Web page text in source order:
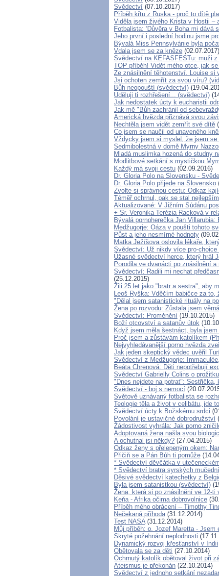
Svědectví (07.10.2017)
Příběh křtu z Ruska - proč to dítě
Viděla jsem živého Krista v Hostii –
Fotbalista: ‘Důvěra v Boha mi dává
Jeho první i poslední hodinu jsme
Bývalá Miss Pennsylvánie byla
Vdala jsem se za kněze (02.07.2017)
Svědectví na KEFASFESTu: muži z
TOP příběh! Vidět mého otce, jak
Ze znásilnění těhotenství. Louise si
Jsi ochoten zemřít za svou víru?
Bůh neopouští (svědectví)
Uděluji ti rozhřešení... (svědectví)
Jak nedostatek úcty k eucharistii
Jak mě "Bůh zachránil od
Americká hvězda přiznává svou
Nechtěla jsem vidět zemřít své dítě
Co jsem se naučil od unaveného
Vždycky jsem si myslel, že jsem
Sedmibolestná v domě Myrny
Mladá muslimka hozená do studny
Modlitbové setkání s mystičkou
Každý má svoji cestu (02.09.2016)
Dr. Gloria Polo na Slovensku -
Dr. Gloria Polo přijede na Slovensko
Zvolte si správnou cestu: Odkaz
Téměř ochrnul, pak se stal
Aktualizované: V Jižním Súdánu
+ Sr. Veronika Terézia Racková v
Bývalá pornoherečka Jan
Medžugorje: Oáza v poušti tohoto
Půst a jeho nesmírné hodnoty
Matka Ježíšova oslovila lékaře,
Svědectví: Už nikdy více pro-
Úžasné svědectví herce, který hrál
Porodila ve dvanácti po znásilnění a
Svědectví: Radili mi nechat
(25.12.2015)
Žili 25 let jako "bratr a sestra", aby
Leoš Ryška: Vděčím babičce za to,
"Dělal jsem satanistické rituály na
Žena po rozvodu: Zůstala jsem
Svědectví: Proměnění (19.10.2015)
Boží otcovství a satanův útok
Když jsem měla šestnáct, byla
Proč jsem a zůstávám katolíkem
Nejvyhledávanější porno hvězda
Jak jeden skeptický vědec uvěřil
Svědectví z Medžugorje:
Beáta Chrenová: Děti nepotřebují
Svědectví Gabrielly Colins o
"Dnes nejdete na potrat":
Svědectví - boj s nemocí
Světově uznávaný fotbalista se
Teologie těla a život v celibátu, jde
Svědectví úcty k Božskému srdci
Povolání je ustavičné dobrodružství
Žádostivost vyhrála: Jak porno
Adoptovaná žena našla svou
A ochutnal jsi někdy? (27.04.2015)
Odkaz ženy s přelepeným okem:
Přičiň se a Pán Bůh ti pomůže
* Svědectví děvčátka v
* Svědectví bratra syrských
Děsivé svědectví katechetky z
Byla jsem satanistkou (svědectví)
Žena, která si po znásilnění ve 12-ti
Keňa - Afrika očima dobrovolnice
Příběh mého obrácení – Timothy
Nečekaná příhoda(31.12.2014)
Test NASA(31.12.2014)
Můj příběh: o. Jozef Maretta - Jsem
Skryté požehnání neplodnosti
Dynamický rozvoj křesťanství v Indii
Obětovala se za děti (27.10.2014)
Ochrnutý katolík obětoval život při
Ateismus je překonán (22.10.2014)
Svědectví z jednoho setkání